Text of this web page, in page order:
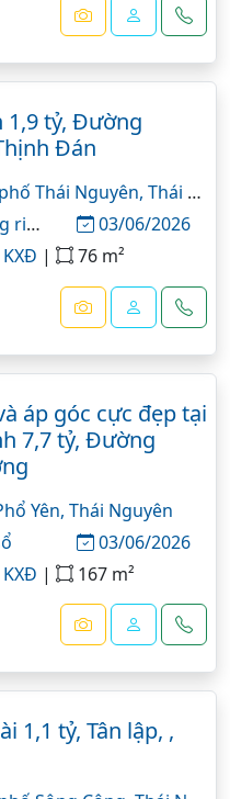
1,9 tỷ, Đường
Đán
Thái Nguyên,Thái Nguyên
03/06/2026
| 76 m²
áp góc cực đẹp tại
7,7 tỷ, Đường
Yên,Thái Nguyên
03/06/2026
| 167 m²
1,1 tỷ, Tân lập, ,